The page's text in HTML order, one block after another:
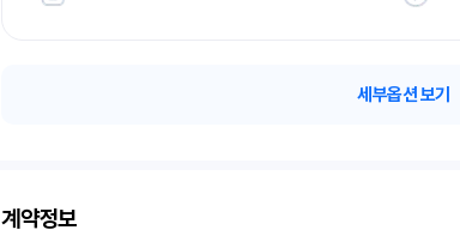
세부옵션 보기
계약정보